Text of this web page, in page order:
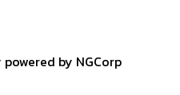
by NGCorp